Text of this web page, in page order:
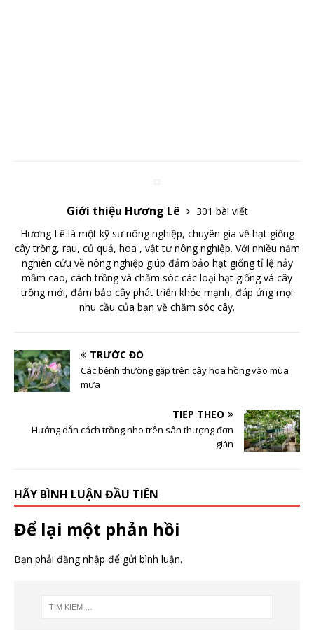
Giới thiệu Hương Lê
301 bài viết
Hương Lê là một kỹ sư nông nghiệp, chuyên gia về hạt giống
cây trồng, rau, củ quả, hoa , vật tư nông nghiệp. Với nhiều năm
nghiên cứu về nông nghiệp giúp đảm bảo hạt giống tỉ lệ nảy
mầm cao, cách trồng và chăm sóc các loại hạt giống và cây
trồng mới, đảm bảo cây phát triển khỏe mạnh, đáp ứng mọi
nhu cầu của bạn về chăm sóc cây.
TRƯỚC ĐÓ
Các bệnh thường gặp trên cây hoa hồng vào mùa
mưa
TIẾP THEO
Hướng dẫn cách trồng nho trên sân thượng đơn
giản
HÃY BÌNH LUẬN ĐẦU TIÊN
Để lại một phản hồi
Bạn phải đăng nhập để gửi bình luận.